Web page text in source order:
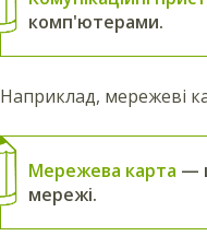
комп'ютерами.
Наприклад, мережеві
Мережева карта —
мережі.